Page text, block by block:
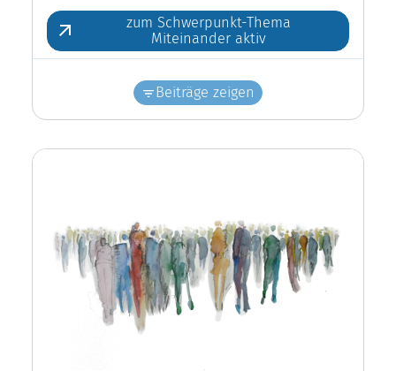
zum Schwerpunkt-Thema
Miteinander aktiv
Beiträge zeigen